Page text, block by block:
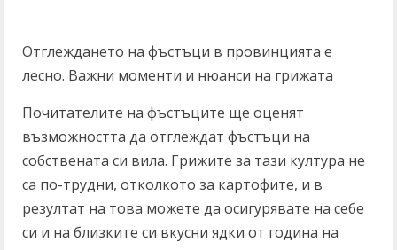
Отглеждането на фъстъци в провинцията е
лесно. Важни моменти и нюанси на грижата
Почитателите на фъстъците ще оценят
възможността да отглеждат фъстъци на
собствената си вила. Грижите за тази култура не
са по-трудни, отколкото за картофите, и в
резултат на това можете да осигурявате на себе
си и на близките си вкусни ядки от година на